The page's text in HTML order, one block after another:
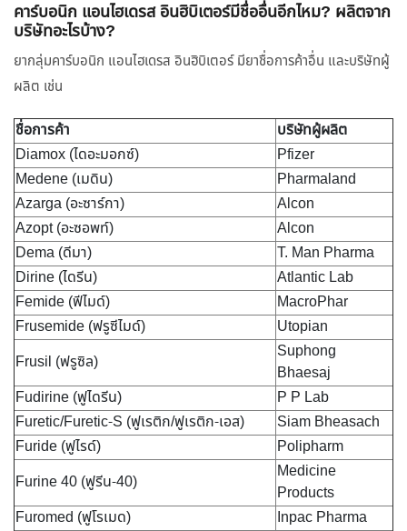
คาร์บอนิก แอนไฮเดรส อินฮิบิเตอร์มีชื่ออื่นอีกไหม? ผลิตจาก
บริษัทอะไรบ้าง?
ยากลุ่มคาร์บอนิก แอนไฮเดรส อินฮิบิเตอร์ มียาชื่อการค้าอื่น และบริษัทผู้
ผลิต เช่น
ชื่อการค้า
บริษัทผู้ผลิต
Diamox (ไดอะมอกซ์)
Pfizer
Medene (เมดิน)
Pharmaland
Azarga (อะซาร์กา)
Alcon
Azopt (อะซอพท์)
Alcon
Dema (ดีมา)
T. Man Pharma
Dirine (ไดรีน)
Atlantic Lab
Femide (ฟีไมด์)
MacroPhar
Frusemide (ฟรูซีไมด์)
Utopian
Frusil (ฟรูซิล)
Suphong
Bhaesaj
Fudirine (ฟูไดรีน)
P P Lab
Furetic/Furetic-S (ฟูเรติก/ฟูเรติก-เอส)
Siam Bheasach
Furide (ฟูไรด์)
Polipharm
Furine 40 (ฟูรีน-40)
Medicine
Products
Furomed (ฟูโรเมด)
Inpac Pharma